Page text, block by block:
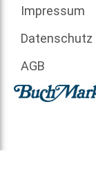
Impressum
Datenschutz
AGB